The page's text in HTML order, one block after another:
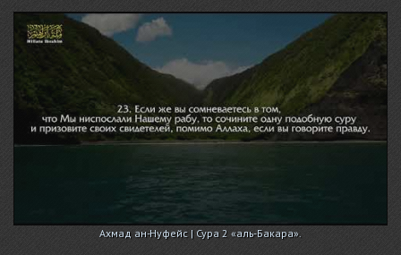
Ахмад ан-Нуфейс | Сура 2 «аль-Бакара».